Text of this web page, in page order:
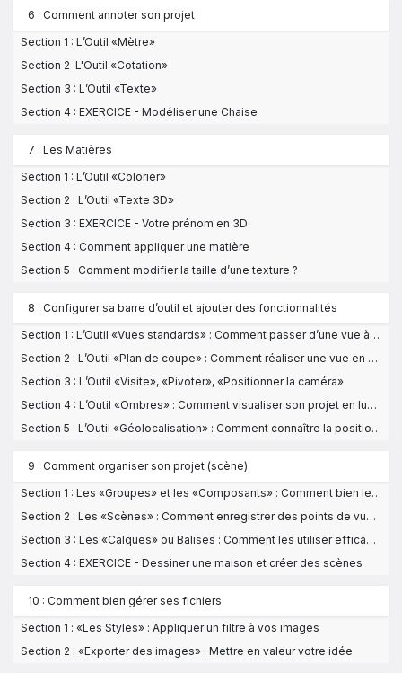
6 : Comment annoter son projet
Section 1 : L’Outil «Mètre»
Section 2 L'Outil «Cotation»
Section 3 : L’Outil «Texte»
Section 4 : EXERCICE - Modéliser une Chaise
7 : Les Matières
Section 1 : L’Outil «Colorier»
Section 2 : L’Outil «Texte 3D»
Section 3 : EXERCICE - Votre prénom en 3D
Section 4 : Comment appliquer une matière
Section 5 : Comment modifier la taille d’une texture ?
8 : Configurer sa barre d’outil et ajouter des fonctionnalités
Section 1 : L’Outil «Vues standards» : Comment passer d’une vue à l’autre rapidement ?
Section 2 : L’Outil «Plan de coupe» : Comment réaliser une vue en coupe ?
Section 3 : L’Outil «Visite», «Pivoter», «Positionner la caméra»
Section 4 : L’Outil «Ombres» : Comment visualiser son projet en lumière ?
Section 5 : L’Outil «Géolocalisation» : Comment connaître la position exacte des ombres ?
9 : Comment organiser son projet (scène)
Section 1 : Les «Groupes» et les «Composants» : Comment bien les utiliser ?
Section 2 : Les «Scènes» : Comment enregistrer des points de vues autour de votre projet ?
Section 3 : Les «Calques» ou Balises : Comment les utiliser efficacement ?
Section 4 : EXERCICE - Dessiner une maison et créer des scènes
10 : Comment bien gérer ses fichiers
Section 1 : «Les Styles» : Appliquer un filtre à vos images
Section 2 : «Exporter des images» : Mettre en valeur votre idée